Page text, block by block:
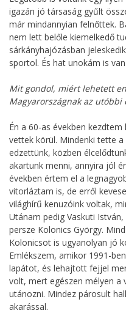
igazán jó társaság gyűlt
már mindannyian felnőttek.
nem lett belőle kiemelkedő
sárkányhajózásban
sportol. És hat unokám is van.
Mit gondol, miért lehetett
Magyarországnak az utóbbi
Én a 60-as években
vettek körül. Mindenki tette
edzettünk, közben
akartunk menni, annyira jól
években értem el a
vitorláztam is, de erről
világhírű kenuzóink voltak,
Utánam pedig Vaskuti
persze Kolonics György.
Kolonicsot is ugyanolyan jó
Emlékszem, amikor 1991-
lapátot, és lehajtott fejjel
volt, mert egészen mélyen a
utánozni. Mindez párosult
akarással.